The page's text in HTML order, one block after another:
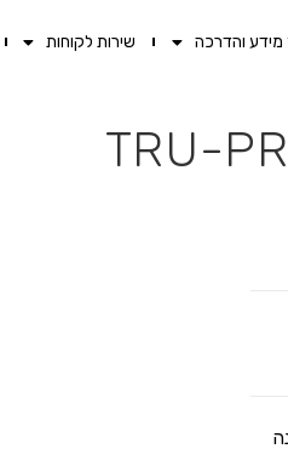
מידע והדרכה שירות לקוחות